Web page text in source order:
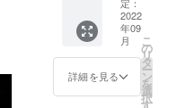
するような
企画をして
いけたらと
思っていま
だけご
記入く
ださ
い。 ※
ニック
ネーム
やハン
2022
年09
月
詳細を見る
こ
の
リ
タ
ー
ン
を
選
択